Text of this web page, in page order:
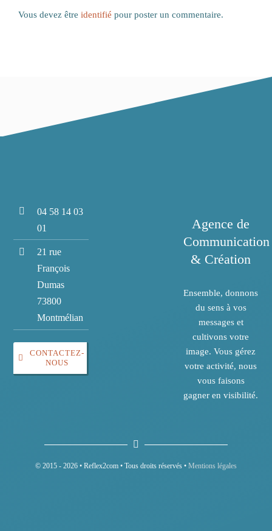
Vous devez être identifié pour poster un commentaire.
04 58 14 03
01
21 rue
François
Dumas
73800
Montmélian
CONTACTEZ-
NOUS
Agence de
Communication
& Création
Ensemble, donnons
du sens à vos
messages et
cultivons votre
image. Vous gérez
votre activité, nous
vous faisons
gagner en visibilité.
© 2015 - 2026 • Reflex2com • Tous droits réservés • Mentions légales